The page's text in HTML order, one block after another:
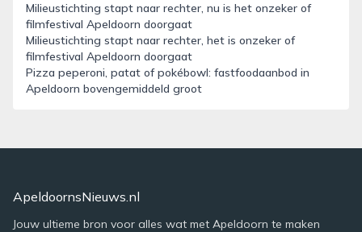
Milieustichting stapt naar rechter, nu is het onzeker of
filmfestival Apeldoorn doorgaat
Milieustichting stapt naar rechter, het is onzeker of
filmfestival Apeldoorn doorgaat
Pizza peperoni, patat of pokébowl: fastfoodaanbod in
Apeldoorn bovengemiddeld groot
ApeldoornsNieuws.nl
Jouw ultieme bron voor alles wat met Apeldoorn te maken